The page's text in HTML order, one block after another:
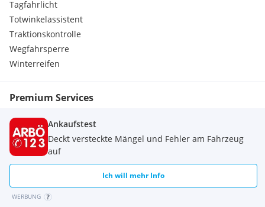
Windschutzscheibenheizung im Bereich der
Scheibenwischer
Sonnenblenden mit Make-up-Spiegeln
Tagfahrlicht
Totwinkelassistent
Traktionskontrolle
Wegfahrsperre
Winterreifen
Premium Services
Ankaufstest
Deckt versteckte Mängel und Fehler am Fahrzeug
auf
Ich will mehr Info
WERBUNG